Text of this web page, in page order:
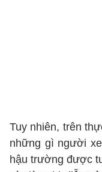
Tuy nhiên, trên
những gì người
hậu trường được